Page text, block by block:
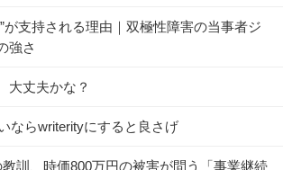
が支持される理由｜双極性障害の当事者ジ
強さ
大丈夫かな？
ならwriterityにすると良さげ
訓、時価800万円の被害が問う「事業継続